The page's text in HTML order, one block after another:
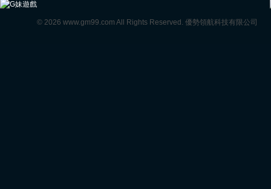
© 2026 www.gm99.com All Rights Reserved. 優勢領航科技有限公司